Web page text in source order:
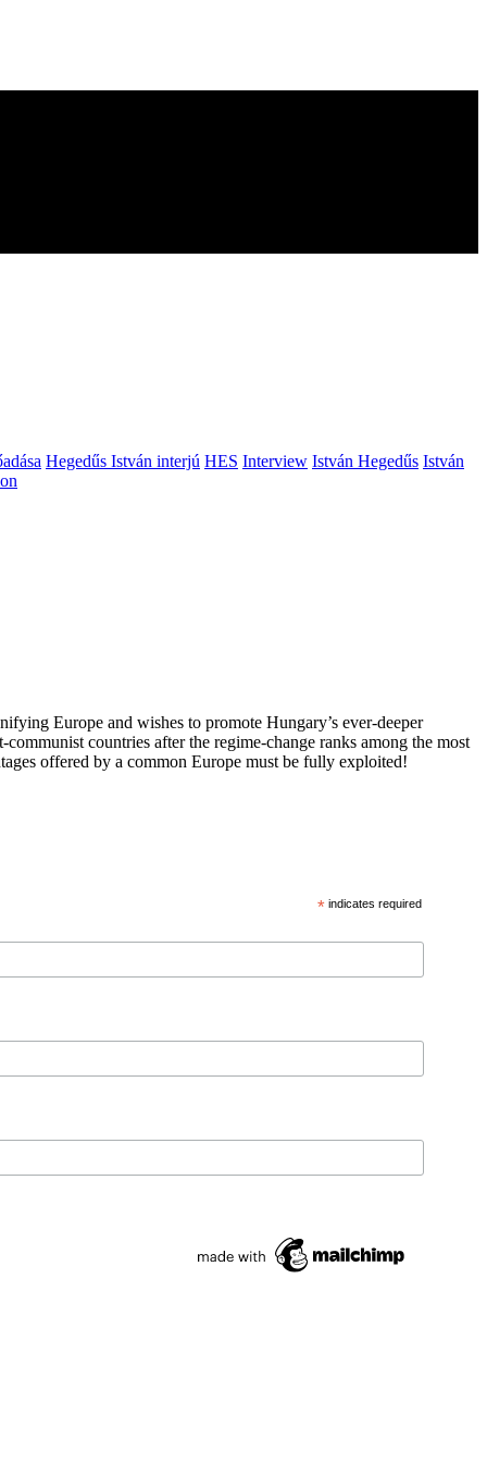
Hegedűs István interjú HES Interview István Hegedűs István
Europe and wishes to promote Hungary’s ever-deeper
countries after the regime-change ranks among the most
offered by a common Europe must be fully exploited!
* indicates required